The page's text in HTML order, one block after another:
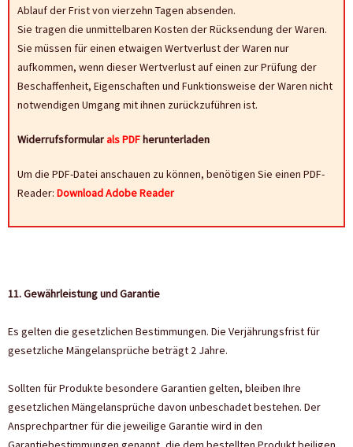
Ablauf der Frist von vierzehn Tagen absenden.
Sie tragen die unmittelbaren Kosten der Rücksendung der Waren.
Sie müssen für einen etwaigen Wertverlust der Waren nur
aufkommen, wenn dieser Wertverlust auf einen zur Prüfung der
Beschaffenheit, Eigenschaften und Funktionsweise der Waren nicht
notwendigen Umgang mit ihnen zurückzuführen ist.
Widerrufsformularals PDFherunterladen
Um die PDF-Datei anschauen zu können, benötigen Sie einen PDF-
Reader: Download Adobe Reader
11. Gewährleistung und Garantie
Es gelten die gesetzlichen Bestimmungen. Die Verjährungsfrist für
gesetzliche Mängelansprüche beträgt 2 Jahre.
Sollten für Produkte besondere Garantien gelten, bleiben Ihre
gesetzlichen Mängelansprüche davon unbeschadet bestehen. Der
Ansprechpartner für die jeweilige Garantie wird in den